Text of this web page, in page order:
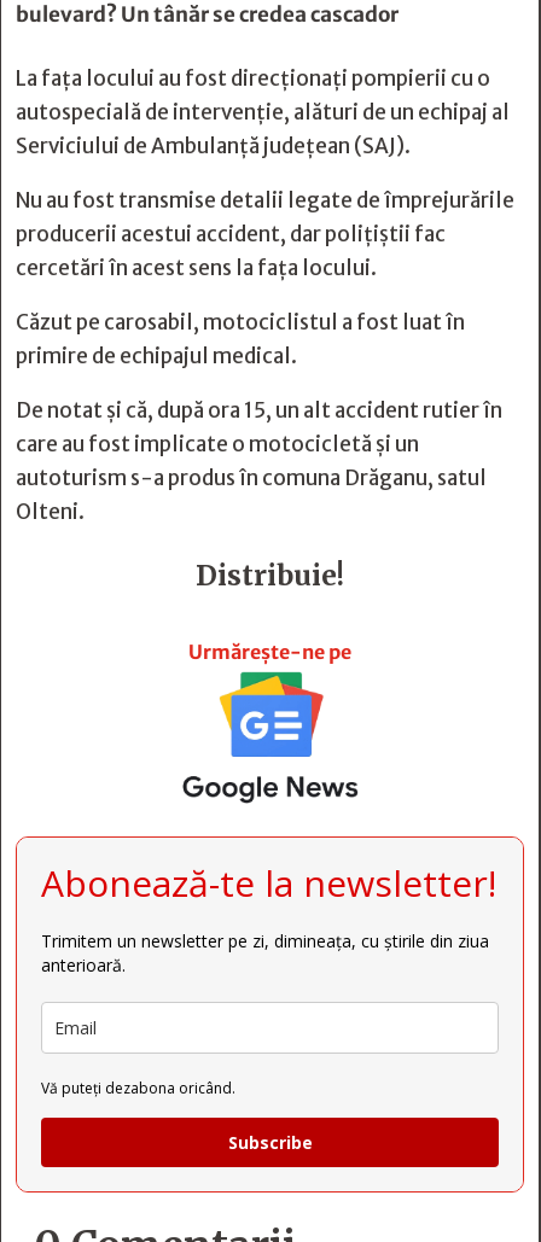
bulevard? Un tânăr se credea cascador
La faţa locului au fost direcţionaţi pompierii cu o
autospecială de intervenție, alături de un echipaj al
Serviciului de Ambulanţă judeţean (SAJ).
Nu au fost transmise detalii legate de împrejurările
producerii acestui accident, dar poliţiştii fac
cercetări în acest sens la faţa locului.
Căzut pe carosabil, motociclistul a fost luat în
primire de echipajul medical.
De notat şi că, după ora 15, un alt accident rutier în
care au fost implicate o motocicletă și un
autoturism s-a produs în comuna Drăganu, satul
Olteni.
Distribuie!
Urmărește-ne pe
Abonează-te la newsletter!
Trimitem un newsletter pe zi, dimineața, cu știrile din ziua
anterioară.
Vă puteți dezabona oricând.
Subscribe